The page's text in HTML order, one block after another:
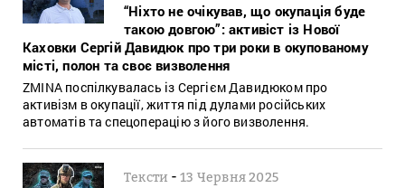
“Ніхто не очікував, що окупація буде
такою довгою”: активіст із Нової
Каховки Сергій Давидюк про три роки в окупованому
місті, полон та своє визволення
ZMINA поспілкувалась із Сергієм Давидюком про
активізм в окупації, життя під дулами російських
автоматів та спецоперацію з його визволення.
Тексти -13 Червня 2025